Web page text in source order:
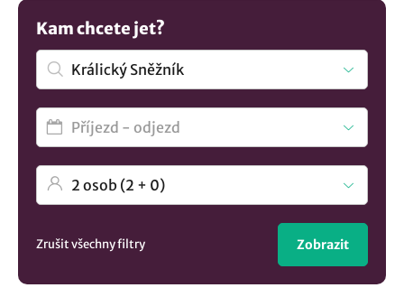
vydejte se na vytoužený relaxační pobyt. Oprostíte se od
každodenního shonu a odpočinete si. Nevybrali jste si?
Mrkněte na všechna
ubytování v lokalitě Králický Sněžník
Kam chcete jet?
Zrušit všechny filtry Zobrazit